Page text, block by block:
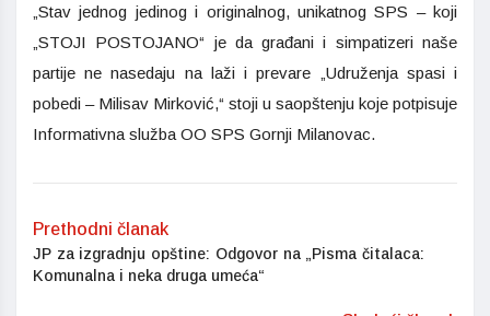
„Stav jednog jedinog i originalnog, unikatnog SPS – koji
„STOJI POSTOJANO“ je da građani i simpatizeri naše
partije ne nasedaju na laži i prevare „Udruženja spasi i
pobedi – Milisav Mirković,“ stoji u saopštenju koje potpisuje
Informativna služba OO SPS Gornji Milanovac.
Prethodni članak
JP za izgradnju opštine: Odgovor na „Pisma čitalaca:
Komunalna i neka druga umeća“